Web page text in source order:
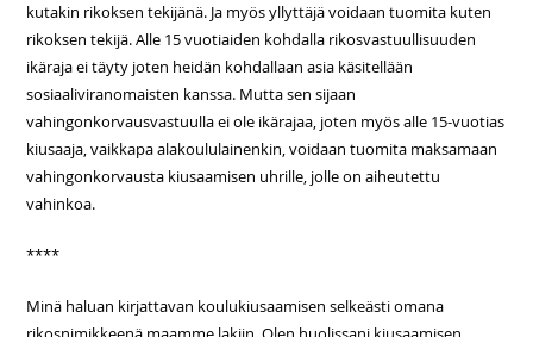
kutakin rikoksen tekijänä. Ja myös yllyttäjä voidaan tuomita kuten
rikoksen tekijä. Alle 15 vuotiaiden kohdalla rikosvastuullisuuden
ikäraja ei täyty joten heidän kohdallaan asia käsitellään
sosiaaliviranomaisten kanssa. Mutta sen sijaan
vahingonkorvausvastuulla ei ole ikärajaa, joten myös alle 15-vuotias
kiusaaja, vaikkapa alakoululainenkin, voidaan tuomita maksamaan
vahingonkorvausta kiusaamisen uhrille, jolle on aiheutettu
vahinkoa.
****
Minä haluan kirjattavan koulukiusaamisen selkeästi omana